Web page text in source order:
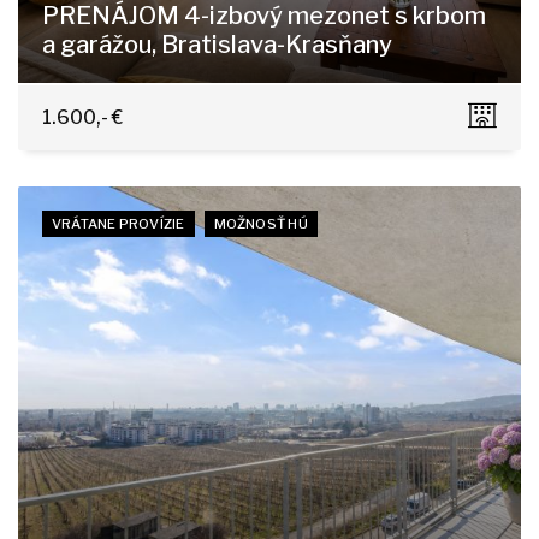
PRENÁJOM 4-izbový mezonet s krbom
a garážou, Bratislava-Krasňany
Horská 11/A, Bratislava - Nové Mesto
1.600,- €
VRÁTANE PROVÍZIE MOŽNOSŤ HÚ